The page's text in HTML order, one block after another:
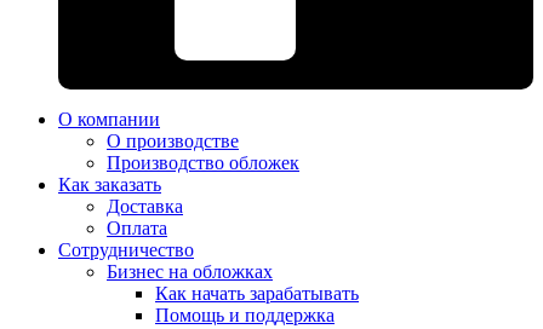
О компании
О производстве
Производство обложек
Как заказать
Доставка
Оплата
Сотрудничество
Бизнес на обложках
Как начать зарабатывать
Помощь и поддержка